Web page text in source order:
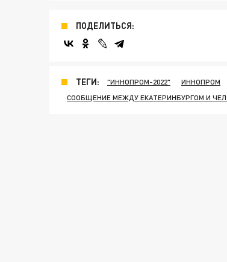
ПОДЕЛИТЬСЯ:
ТЕГИ: "ИННОПРОМ-2022" ИННОПРОМ
СООБЩЕНИЕ МЕЖДУ ЕКАТЕРИНБУРГОМ И